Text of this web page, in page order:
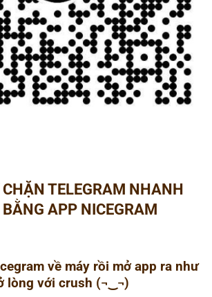
TELEGRAM NHANH
APP NICEGRAM
về máy rồi mở app ra như
lòng với crush (¬‿¬)